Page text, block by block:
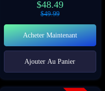
$48.49
$49.99
Acheter Maintenant
Ajouter Au Panier